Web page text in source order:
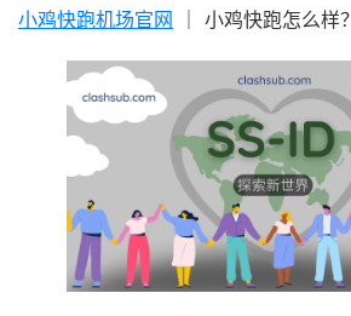
小鸡快跑机场官网 ｜ 小鸡快跑怎么样？